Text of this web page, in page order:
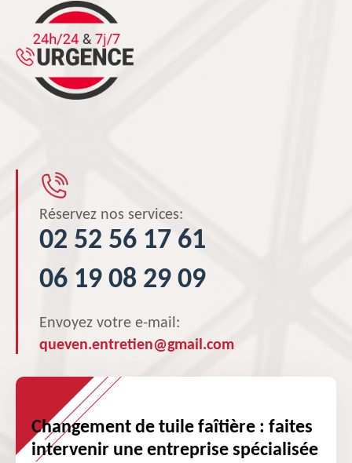
Réservez nos services:
02 52 56 17 61
06 19 08 29 09
Envoyez votre e-mail:
queven.entretien@gmail.com
Changement de tuile faîtière : faites
intervenir une entreprise spécialisée